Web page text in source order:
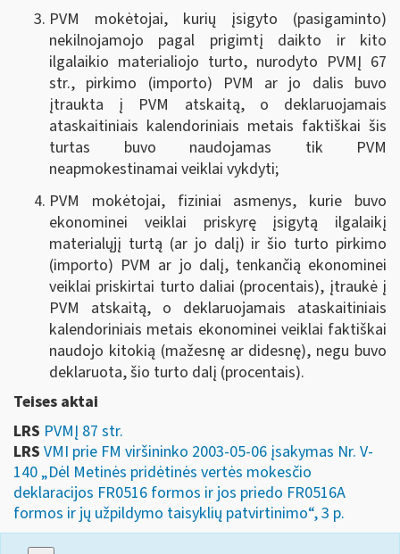
PVM mokėtojai, kurių įsigyto (pasigaminto)
nekilnojamojo pagal prigimtį daikto ir kito
ilgalaikio materialiojo turto, nurodyto PVMĮ 67
str., pirkimo (importo) PVM ar jo dalis buvo
įtraukta į PVM atskaitą, o deklaruojamais
ataskaitiniais kalendoriniais metais faktiškai šis
turtas buvo naudojamas tik PVM
neapmokestinamai veiklai vykdyti;
PVM mokėtojai, fiziniai asmenys, kurie buvo
ekonominei veiklai priskyrę įsigytą ilgalaikį
materialųjį turtą (ar jo dalį) ir šio turto pirkimo
(importo) PVM ar jo dalį, tenkančią ekonominei
veiklai priskirtai turto daliai (procentais), įtraukė į
PVM atskaitą, o deklaruojamais ataskaitiniais
kalendoriniais metais ekonominei veiklai faktiškai
naudojo kitokią (mažesnę ar didesnę), negu buvo
deklaruota, šio turto dalį (procentais).
Teises aktai
LRS PVMĮ 87 str.
LRS VMI prie FM viršininko 2003-05-06 įsakymas Nr. V-
140 „Dėl Metinės pridėtinės vertės mokesčio
deklaracijos FR0516 formos ir jos priedo FR0516A
formos ir jų užpildymo taisyklių patvirtinimo“, 3 p.